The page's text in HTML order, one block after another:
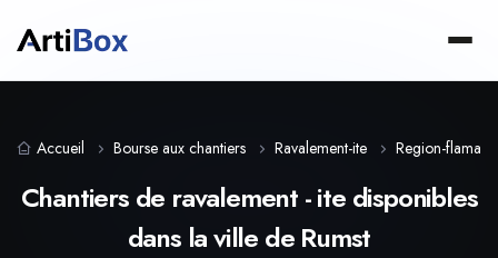
Accueil Bourse aux chantiers Ravalement-ite Region-
Chantiers de ravalement - ite disponibles
dans la ville de Rumst